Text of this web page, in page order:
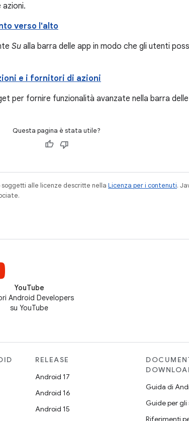
verso l'alto
Su alla barra delle app in modo che gli utenti
e i fornitori di azioni
per fornire funzionalità avanzate nella barra
Questa pagina è stata utile?
alle licenze descritte nella Licenza per i contenuti.
YouTube
Android Developers
su YouTube
RELEASE
Android 17
Android 16
Android 15
Guida di
Guide per gli
Riferimenti